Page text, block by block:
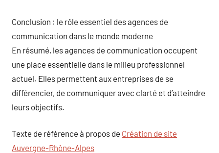
Conclusion : le rôle essentiel des agences de
communication dans le monde moderne
En résumé, les agences de communication occupent
une place essentielle dans le milieu professionnel
actuel. Elles permettent aux entreprises de se
différencier, de communiquer avec clarté et d’atteindre
leurs objectifs.
Texte de référence à propos de Création de site
Auvergne-Rhône-Alpes